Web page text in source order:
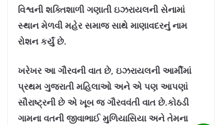
વિશ્વની શક્તિશાળી ગણાતી ઇઝરાયલની સેનામાં
સ્થાન મેળવી મહેર સમાજ સાથે માણાવદરનું નામ
રોશન કર્યું છે.
ખરેખર આ ગૌરવની વાત છે, ઇઝરાયલની આર્મીમાં
પ્રથમ ગુજરાતી મહિલાઓ અને એ પણ આપણાં
સૌરાષ્ટ્રની છે એ ખૂબ જ ગૌરવવંતી વાત છે.કોઠડી
ગામના વતની જીવાભાઈ મુળિયાસિયા અને તેમના